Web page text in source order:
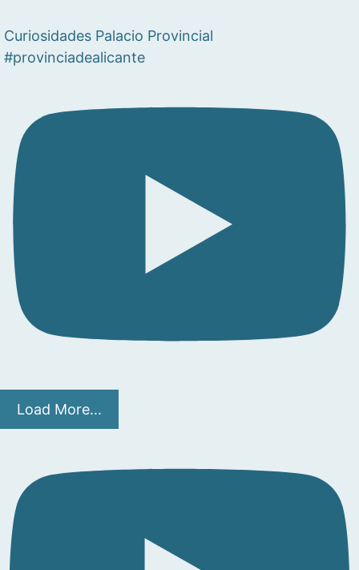
Curiosidades Palacio Provincial
#provinciadealicante
Load More...